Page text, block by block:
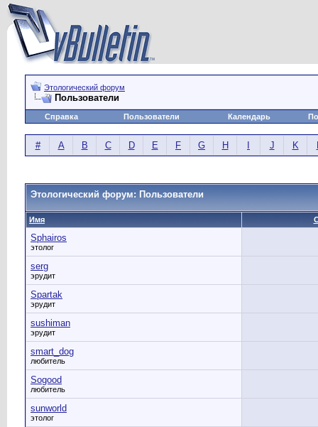
Этологический форум
Пользователи
Справка Пользователи Календарь
# A B C D E F G H J K
Этологический форум: Пользователи
Имя
Sphairos
этолог
serg
эрудит
Spartak
эрудит
sushiman
эрудит
smart_dog
любитель
Sogood
любитель
sunworld
этолог